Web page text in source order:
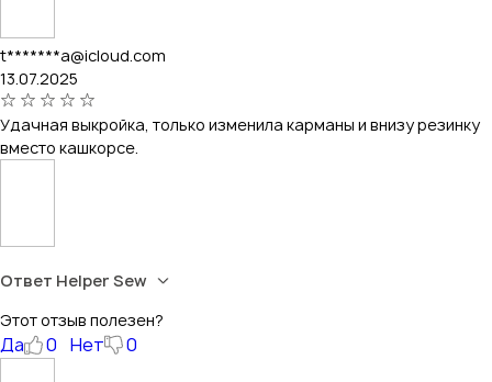
t*******a@icloud.com
13.07.2025
Удачная выкройка, только изменила карманы и внизу резинку
вместо кашкорсе.
Ответ Helper Sew
Этот отзыв полезен?
Да 0 Нет 0